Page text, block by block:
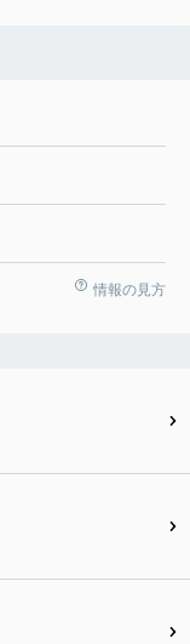
情報の見方